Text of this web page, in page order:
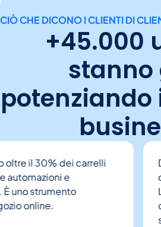
CIÒ CHE DICONO I CLIENTI DI
+45.000
stanno
potenziando
il 30% dei carrelli
e
strumento
online.
Da
del